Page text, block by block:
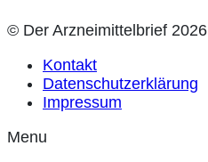
© Der Arzneimittelbrief 2026
Kontakt
Datenschutzerklärung
Impressum
Menu